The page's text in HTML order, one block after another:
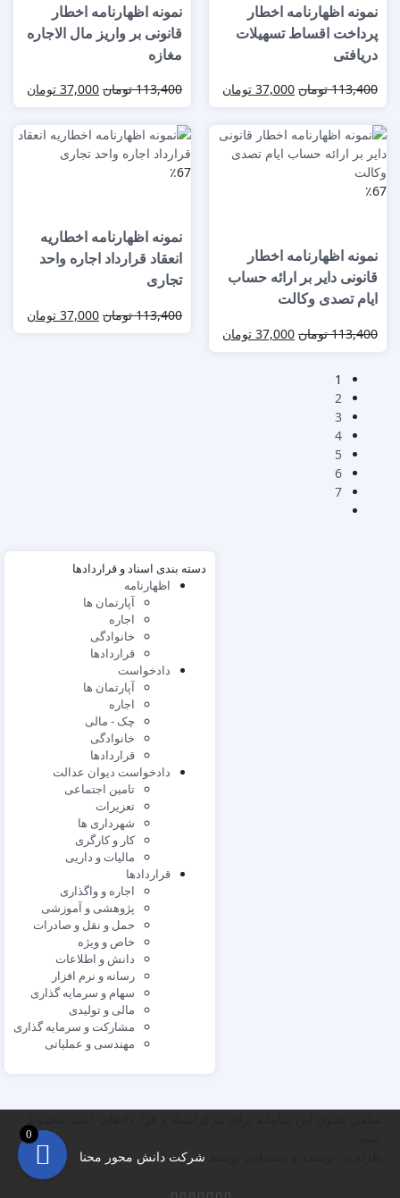
نمونه اظهارنامه اخطار
پرداخت اقساط تسهیلات
دریافتی
113,400 تومان 37,000 تومان
نمونه اظهارنامه اخطار
قانونی بر واریز مال الاجاره
مغازه
113,400 تومان 37,000 تومان
٪67
نمونه اظهارنامه اخطار
قانونی دایر بر ارائه حساب
ایام تصدی وکالت
113,400 تومان 37,000 تومان
٪67
نمونه اظهارنامه اخطاریه
انعقاد قرارداد اجاره واحد
تجاری
113,400 تومان 37,000 تومان
1
2
3
4
5
6
7
دسته بندی اسناد و قراردادها
اظهارنامه
آپارتمان ها
اجاره
خانوادگی
قراردادها
دادخواست
آپارتمان ها
اجاره
چک - مالی
خانوادگی
قراردادها
دادخواست دیوان عدالت
تامین اجتماعی
تعزیرات
شهرداری ها
کار و کارگری
مالیات و داریی
قراردادها
اجاره و واگذاری
پژوهشی و آموزشی
حمل و نقل و صادرات
خاص و ویژه
دانش و اطلاعات
رسانه و نرم افزار
سهام و سرمایه گذاری
مالی و تولیدی
مشارکت و سرمایه گذاری
مهندسی و عملیاتی
شرکت دانش محور محنا
0